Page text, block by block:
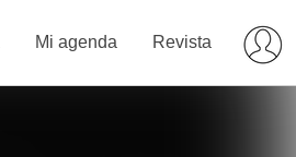
Mi agenda Revista